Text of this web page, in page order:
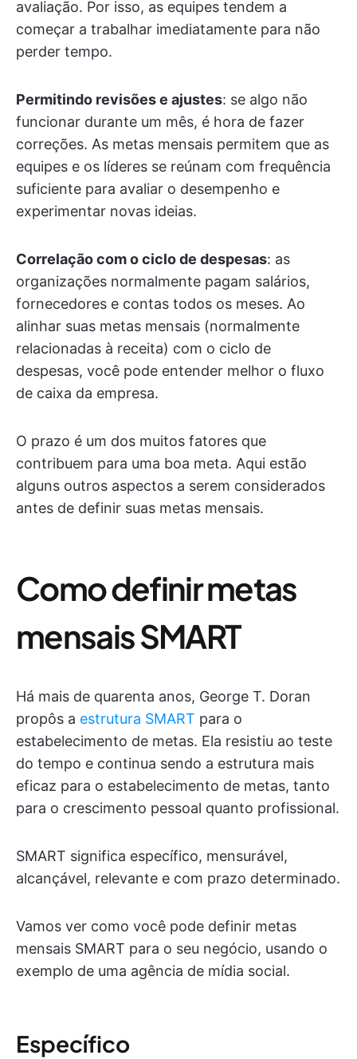
avaliação. Por isso, as equipes tendem a
começar a trabalhar imediatamente para não
perder tempo.
Permitindo revisões e ajustes: se algo não
funcionar durante um mês, é hora de fazer
correções. As metas mensais permitem que as
equipes e os líderes se reúnam com frequência
suficiente para avaliar o desempenho e
experimentar novas ideias.
Correlação com o ciclo de despesas: as
organizações normalmente pagam salários,
fornecedores e contas todos os meses. Ao
alinhar suas metas mensais (normalmente
relacionadas à receita) com o ciclo de
despesas, você pode entender melhor o fluxo
de caixa da empresa.
O prazo é um dos muitos fatores que
contribuem para uma boa meta. Aqui estão
alguns outros aspectos a serem considerados
antes de definir suas metas mensais.
Como definir metas
mensais SMART
Há mais de quarenta anos, George T. Doran
propôs a estrutura SMART para o
estabelecimento de metas. Ela resistiu ao teste
do tempo e continua sendo a estrutura mais
eficaz para o estabelecimento de metas, tanto
para o crescimento pessoal quanto profissional.
SMART significa específico, mensurável,
alcançável, relevante e com prazo determinado.
Vamos ver como você pode definir metas
mensais SMART para o seu negócio, usando o
exemplo de uma agência de mídia social.
Específico